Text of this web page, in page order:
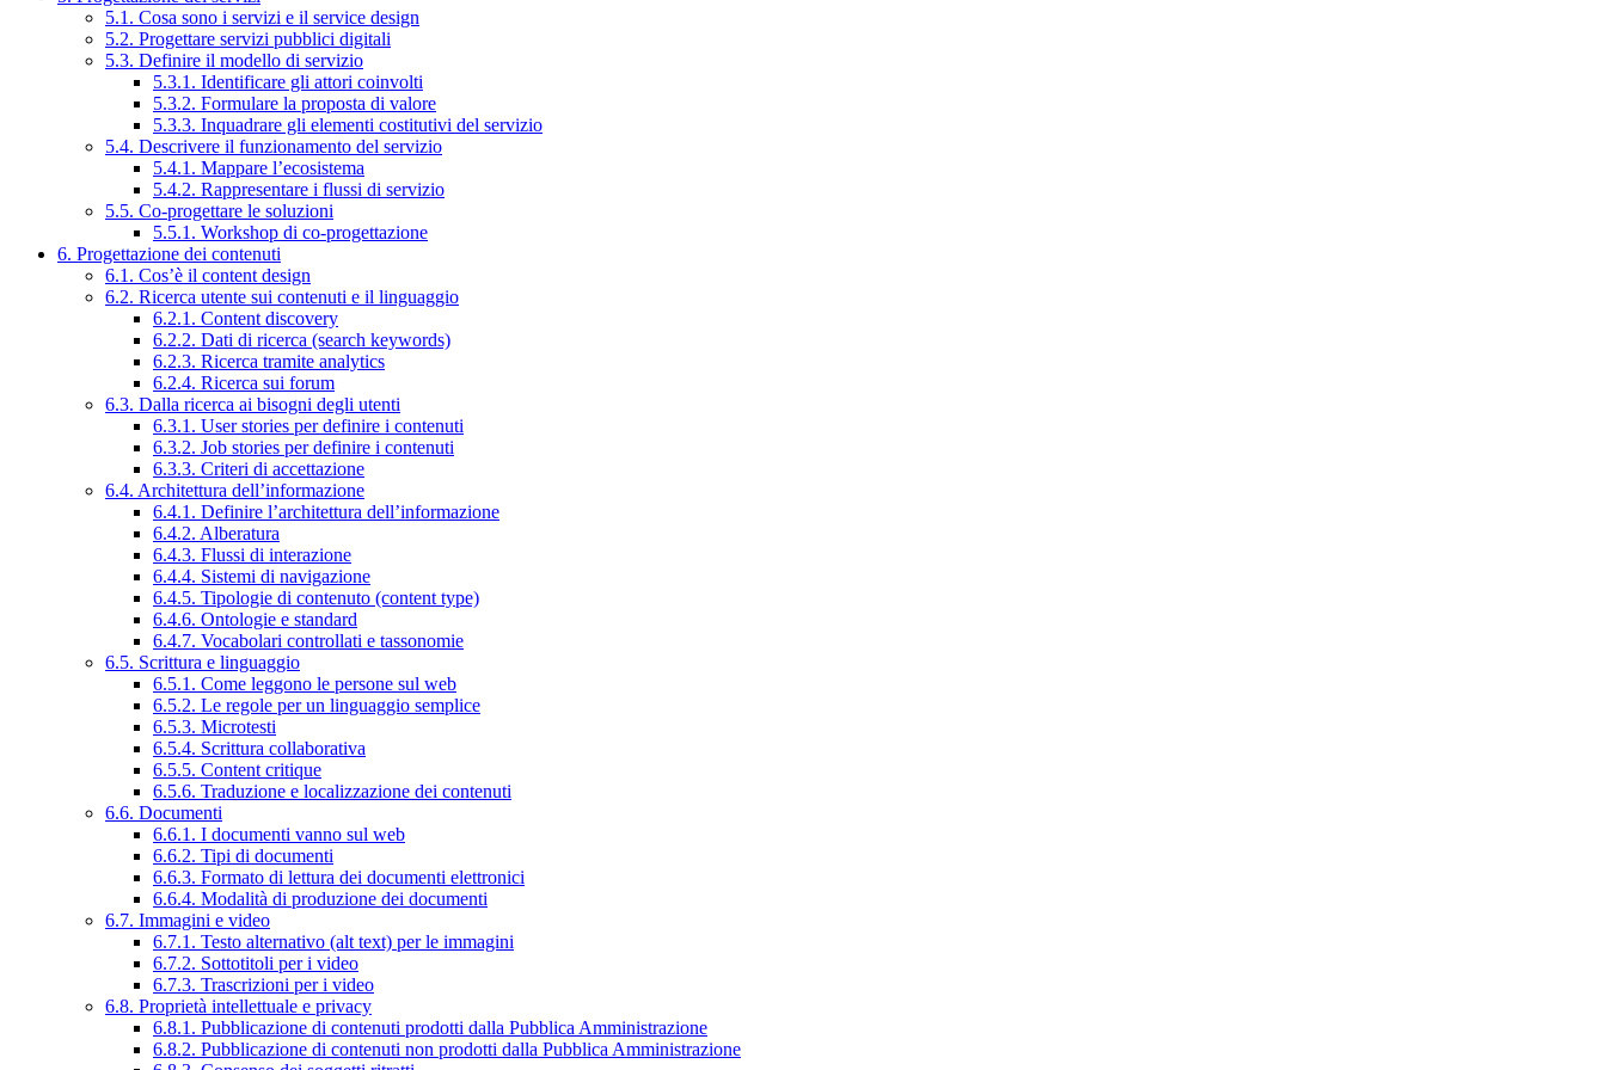
5.1. Cosa sono i servizi e il service design
5.2. Progettare servizi pubblici digitali
5.3. Definire il modello di servizio
5.3.1. Identificare gli attori coinvolti
5.3.2. Formulare la proposta di valore
5.3.3. Inquadrare gli elementi costitutivi del servizio
5.4. Descrivere il funzionamento del servizio
5.4.1. Mappare l’ecosistema
5.4.2. Rappresentare i flussi di servizio
5.5. Co-progettare le soluzioni
5.5.1. Workshop di co-progettazione
6. Progettazione dei contenuti
6.1. Cos’è il content design
6.2. Ricerca utente sui contenuti e il linguaggio
6.2.1. Content discovery
6.2.2. Dati di ricerca (search keywords)
6.2.3. Ricerca tramite analytics
6.2.4. Ricerca sui forum
6.3. Dalla ricerca ai bisogni degli utenti
6.3.1. User stories per definire i contenuti
6.3.2. Job stories per definire i contenuti
6.3.3. Criteri di accettazione
6.4. Architettura dell’informazione
6.4.1. Definire l’architettura dell’informazione
6.4.2. Alberatura
6.4.3. Flussi di interazione
6.4.4. Sistemi di navigazione
6.4.5. Tipologie di contenuto (content type)
6.4.6. Ontologie e standard
6.4.7. Vocabolari controllati e tassonomie
6.5. Scrittura e linguaggio
6.5.1. Come leggono le persone sul web
6.5.2. Le regole per un linguaggio semplice
6.5.3. Microtesti
6.5.4. Scrittura collaborativa
6.5.5. Content critique
6.5.6. Traduzione e localizzazione dei contenuti
6.6. Documenti
6.6.1. I documenti vanno sul web
6.6.2. Tipi di documenti
6.6.3. Formato di lettura dei documenti elettronici
6.6.4. Modalità di produzione dei documenti
6.7. Immagini e video
6.7.1. Testo alternativo (alt text) per le immagini
6.7.2. Sottotitoli per i video
6.7.3. Trascrizioni per i video
6.8. Proprietà intellettuale e privacy
6.8.1. Pubblicazione di contenuti prodotti dalla Pubblica Amministrazione
6.8.2. Pubblicazione di contenuti non prodotti dalla Pubblica Amministrazione